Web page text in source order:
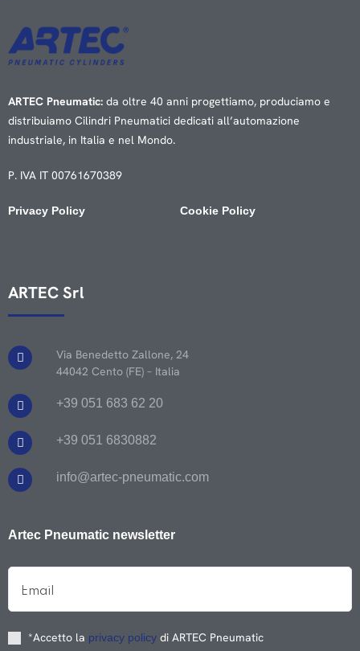
ARTEC Pneumatic: da oltre 40 anni progettiamo, produciamo e
distribuiamo Cilindri Pneumatici dedicati all’automazione
industriale, in Italia e nel Mondo.
P. IVA IT 00761670389
Privacy Policy Cookie Policy
ARTEC Srl
Via Benedetto Zallone, 24
44042 Cento (FE) – Italia
+39 051 683 62 20
+39 051 6830882
info@artec-pneumatic.com
Artec Pneumatic newsletter
*Accetto la privacy policy di ARTEC Pneumatic